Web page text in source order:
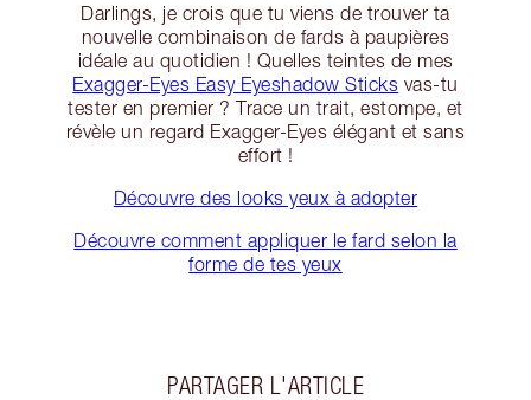
Darlings, je crois que tu viens de trouver ta
nouvelle combinaison de fards à paupières
idéale au quotidien ! Quelles teintes de mes
Exagger-Eyes Easy Eyeshadow Sticks vas-tu
tester en premier ? Trace un trait, estompe, et
révèle un regard Exagger-Eyes élégant et sans
effort !
Découvre des looks yeux à adopter
Découvre comment appliquer le fard selon la
forme de tes yeux
PARTAGER L'ARTICLE